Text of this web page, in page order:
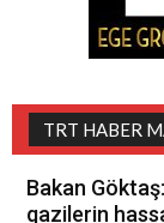
TRT HABER
Bakan
gazilerin